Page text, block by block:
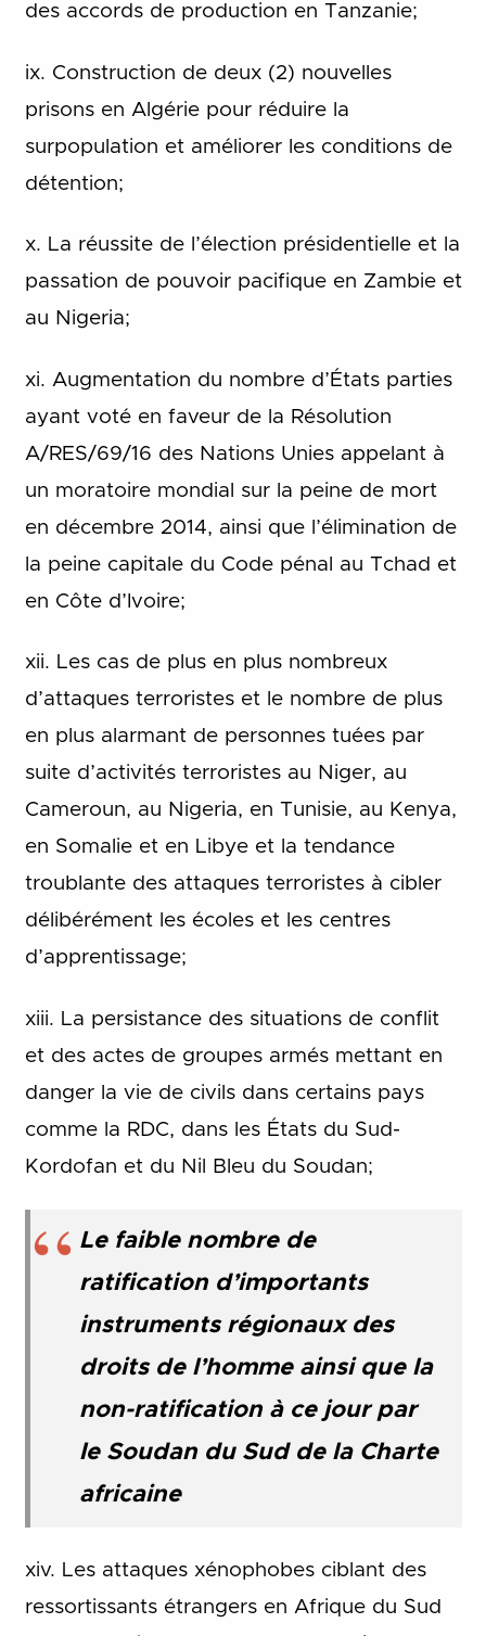
des accords de production en Tanzanie;
ix. Construction de deux (2) nouvelles
prisons en Algérie pour réduire la
surpopulation et améliorer les conditions de
détention;
x. La réussite de l’élection présidentielle et la
passation de pouvoir pacifique en Zambie et
au Nigeria;
xi. Augmentation du nombre d’États parties
ayant voté en faveur de la Résolution
A/RES/69/16 des Nations Unies appelant à
un moratoire mondial sur la peine de mort
en décembre 2014, ainsi que l’élimination de
la peine capitale du Code pénal au Tchad et
en Côte d’Ivoire;
xii. Les cas de plus en plus nombreux
d’attaques terroristes et le nombre de plus
en plus alarmant de personnes tuées par
suite d’activités terroristes au Niger, au
Cameroun, au Nigeria, en Tunisie, au Kenya,
en Somalie et en Libye et la tendance
troublante des attaques terroristes à cibler
délibérément les écoles et les centres
d’apprentissage;
xiii. La persistance des situations de conflit
et des actes de groupes armés mettant en
danger la vie de civils dans certains pays
comme la RDC, dans les États du Sud-
Kordofan et du Nil Bleu du Soudan;
Le faible nombre de
ratification d’importants
instruments régionaux des
droits de l’homme ainsi que la
non-ratification à ce jour par
le Soudan du Sud de la Charte
africaine
xiv. Les attaques xénophobes ciblant des
ressortissants étrangers en Afrique du Sud